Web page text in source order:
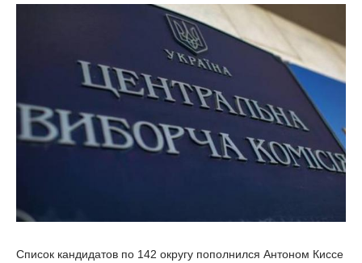
Список кандидатов по 142 округу пополнился Антоном Киссе